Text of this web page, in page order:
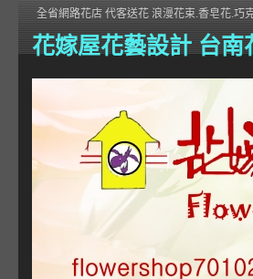
花嫁屋花藝設計 台南
全省網路花店 代客送花 浪漫花束.香皂花.巧